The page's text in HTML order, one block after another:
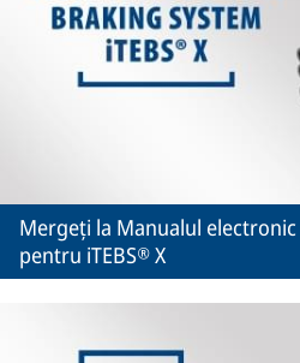
Mergeți la Manualul
pentru iTEBS® X